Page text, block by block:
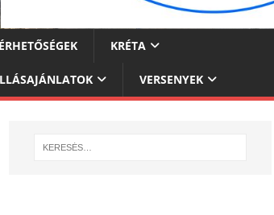
KRÉTA
VERSENYEK